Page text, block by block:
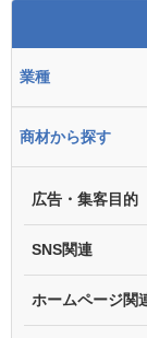
業種
商材から探す
広告・集客目的
SNS関連
ホームページ関